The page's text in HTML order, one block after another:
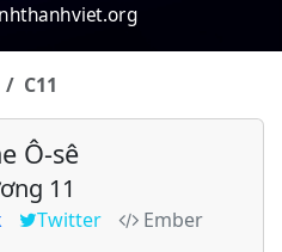
C11
Ô-sê
11
Twitter
Ember